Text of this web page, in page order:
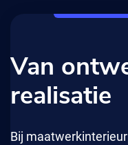
Van
realisatie
Bij